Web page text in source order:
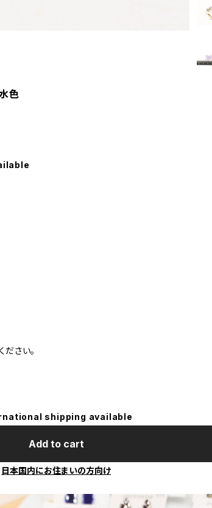
色
さい。
shipping available
Add to cart
日本国内にお住まいの方向け